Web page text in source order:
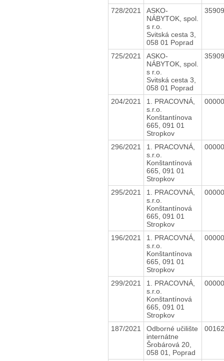
728/2021
ASKO-
NÁBYTOK, spol.
s r.o.
Svitská cesta 3,
058 01 Poprad
725/2021
ASKO-
NÁBYTOK, spol.
s r.o.
Svitská cesta 3,
058 01 Poprad
204/2021
1. PRACOVNÁ,
s.r.o.
Konštantínova
665, 091 01
Stropkov
296/2021
1. PRACOVNÁ,
s.r.o.
Konštantínová
665, 091 01
Stropkov
295/2021
1. PRACOVNÁ,
s.r.o.
Konštantínová
665, 091 01
Stropkov
196/2021
1. PRACOVNÁ,
s.r.o.
Konštantínova
665, 091 01
Stropkov
299/2021
1. PRACOVNÁ,
s.r.o.
Konštantínová
665, 091 01
Stropkov
187/2021
Odborné učilište
internátne
Šrobárová 20,
058 01, Poprad